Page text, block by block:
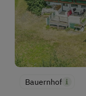
Bauernhof